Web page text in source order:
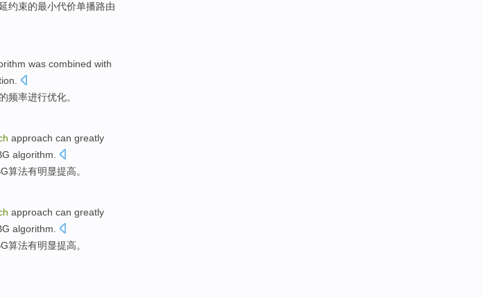
约束的最小代价单播路由
was combined with
频率进行优化。
approach can greatly
algorithm
算法有明显提高。
approach can greatly
algorithm
算法有明显提高。